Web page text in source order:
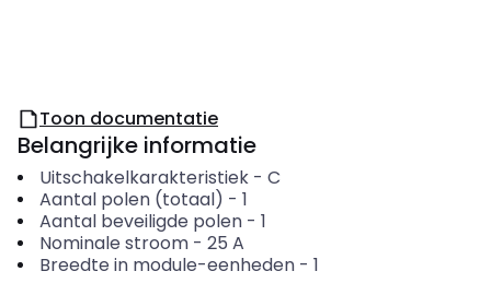
Toon documentatie
Belangrijke informatie
Uitschakelkarakteristiek- C
Aantal polen (totaal) - 1
Aantal beveiligde polen- 1
Nominale stroom- 25 A
Breedte in module-eenheden- 1